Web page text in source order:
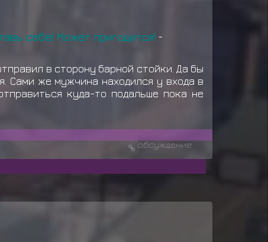
себе! Может пригодится! -
в сторону барной стойки. Да бы
Сами же мужчина находился у входа в
куда-то подальше пока не
обсуждение